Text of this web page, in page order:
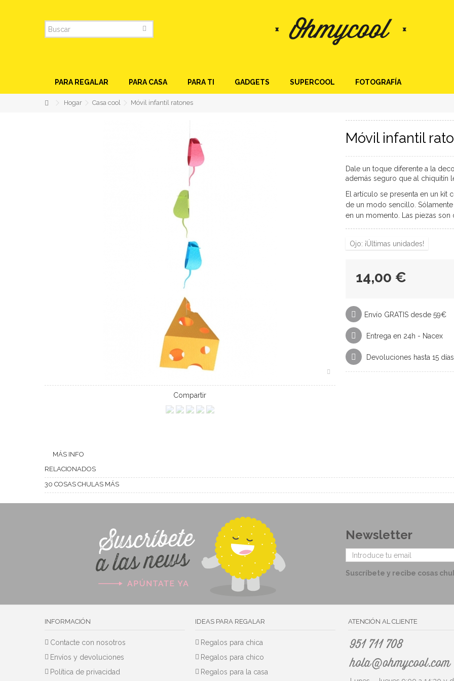
PARA REGALAR PARA CASA PARA TI GADGETS SUPERCOOL FOTOGRAFÍA
Hogar Casa cool Móvil infantil ratones
Compartir
Móvil infantil
Dale un toque diferente a la
además seguro que al chiquitín
El artículo se presenta en un kit
de un modo sencillo.
en un momento.
Las piezas
Ojo: ¡Últimas unidades!
14,00 €
Envío GRATIS desde 59€
Entrega en 24h - Nacex
Devoluciones hasta 15 días
MÁS INFO
RELACIONADOS
30 COSAS CHULAS MÁS
Newsletter
Suscríbete y recibe cosas
INFORMACIÓN
Contacte con nosotros
Envíos y devoluciones
Política de privacidad
IDEAS PARA REGALAR
Regalos para chica
Regalos para chico
Regalos para la casa
ATENCIÓN AL CLIENTE
951 711 708
hola@ohmycool.com